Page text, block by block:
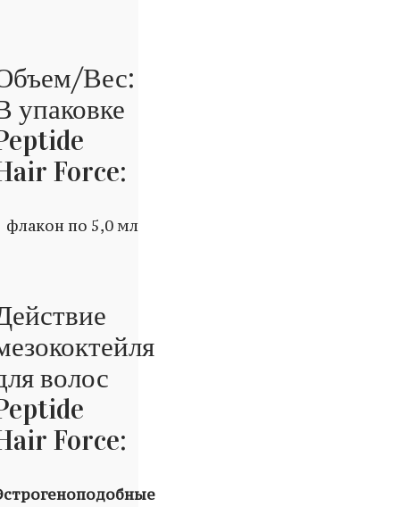
Вес:
упаковке
Force:
флакон по 5,0 мл
волос
Force: